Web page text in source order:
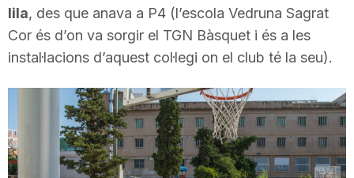
a
lila, des que anava a P4 (l’escola Vedruna Sagrat
Cor és d’on va sorgir el TGN Bàsquet i és a les
instal·lacions d’aquest col·legi on el club té la seu).